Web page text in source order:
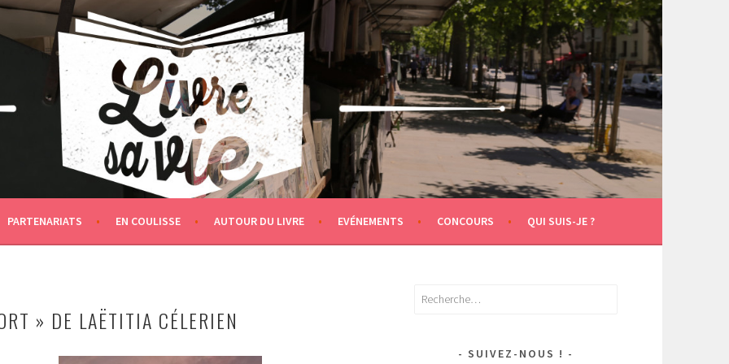
PARTENARIATS EN COULISSE AUTOUR DU LIVRE EVÉNEMENTS CONCOURS QUI SUIS-JE ?
» DE LAËTITIA CÉLERIEN
Rechercher :
SUIVEZ-NOUS !